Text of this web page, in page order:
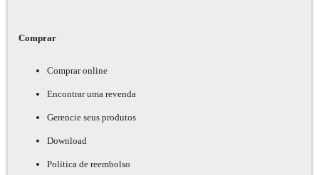
Comprar
Comprar online
Encontrar uma revenda
Gerencie seus produtos
Download
Política de reembolso